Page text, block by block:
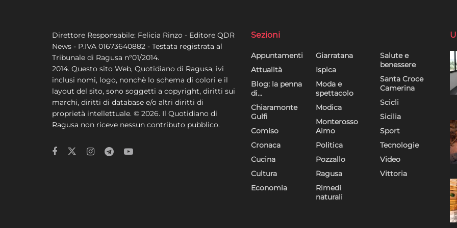
Direttore Responsabile: Felicia Rinzo - Editore QDR
News - P.IVA 01673640882 - Testata registrata al
Tribunale di Ragusa n°01/2014.
2014. Questo sito Web, Quotidiano di Ragusa, ivi
inclusi nomi, logo, nonchè lo schema di colori e il
layout del sito, sono soggetti a copyright, diritti sui
marchi, diritti di database e/o altri diritti di
proprietà intellettuale. © 2026. Il Quotidiano di
Ragusa non riceve nessun contributo pubblico.
Sezioni
Appuntamenti
Attualità
Blog: la penna
di…
Chiaramonte
Gulfi
Comiso
Cronaca
Cucina
Cultura
Economia
Giarratana
Ispica
Moda e
spettacolo
Modica
Monterosso
Almo
Politica
Pozzallo
Ragusa
Rimedi
naturali
Salute e
benessere
Santa Croce
Camerina
Scicli
Sicilia
Sport
Tecnologie
Video
Vittoria